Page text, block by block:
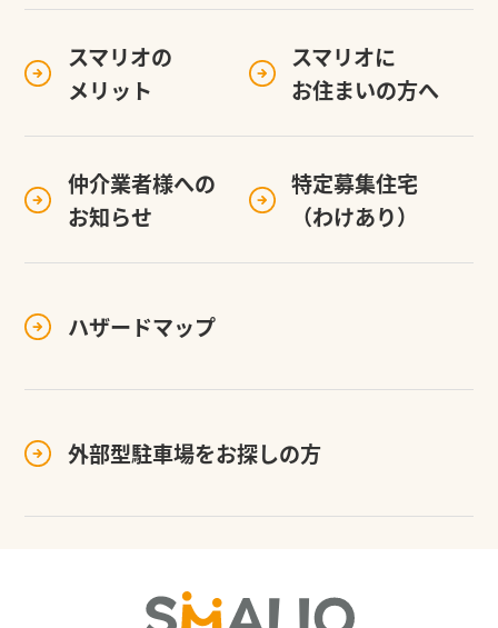
スマリオの
メリット
スマリオに
お住まいの方へ
仲介業者様への
お知らせ
特定募集住宅
（わけあり）
ハザードマップ
外部型駐車場をお探しの方